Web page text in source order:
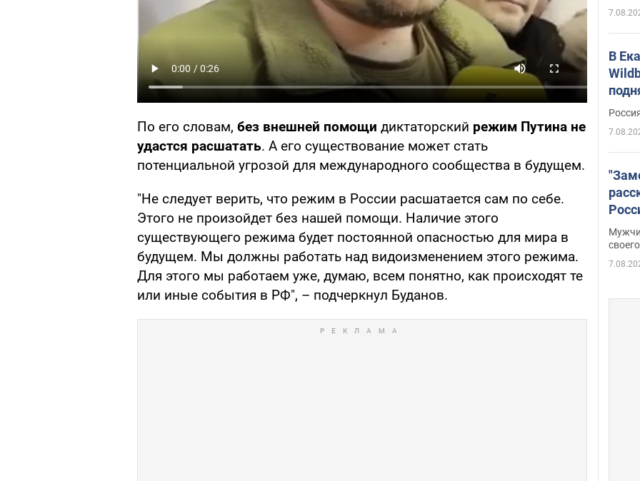
По его словам, без внешней помощи диктаторский режим Путина не
удастся расшатать. А его существование может стать
потенциальной угрозой для международного сообщества в будущем.
"Не следует верить, что режим в России расшатается сам по себе.
Этого не произойдет без нашей помощи. Наличие этого
существующего режима будет постоянной опасностью для мира в
будущем. Мы должны работать над видоизменением этого режима.
Для этого мы работаем уже, думаю, всем понятно, как происходят те
или иные события в РФ", – подчеркнул Буданов.
В
Фото